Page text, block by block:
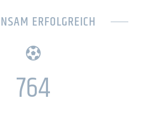
ERFOLGREICH
764